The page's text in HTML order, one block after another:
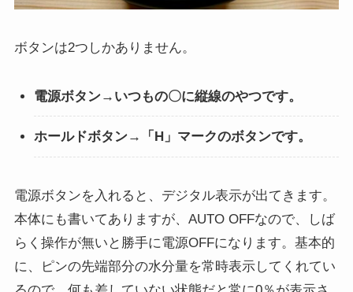
ボタンは2つしかありません。
電源ボタン→いつもの〇に縦線のやつです。
ホールドボタン→「H」マークのボタンです。
電源ボタンを入れると、デジタル表示が出てきます。
本体にも書いてありますが、AUTO OFFなので、しば
らく操作が無いと勝手に電源OFFになります。基本的
に、ピンの先端部分の水分量を常時表示してくれてい